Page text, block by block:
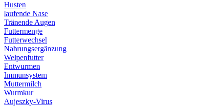
Husten
laufende Nase
Tränende Augen
Futtermenge
Futterwechsel
Nahrungsergänzung
Welpenfutter
Entwurmen
Immunsystem
Muttermilch
Wurmkur
Aujeszky-Virus